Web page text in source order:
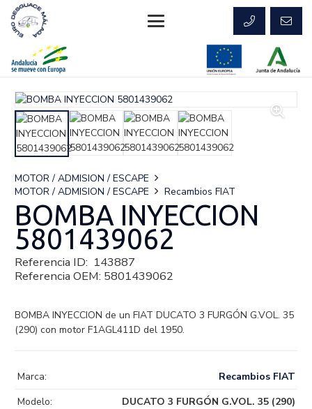
MOTOR / ADMISION / ESCAPE
MOTOR / ADMISION / ESCAPE
Recambios FIAT
BOMBA INYECCION
5801439062
Referencia ID: 143887
Referencia OEM: 5801439062
BOMBA INYECCION de un FIAT DUCATO 3 FURGÓN G.VOL. 35
(290) con motor F1AGL411D del 1950.
Marca:
Recambios FIAT
Modelo:
DUCATO 3 FURGÓN G.VOL. 35 (290)